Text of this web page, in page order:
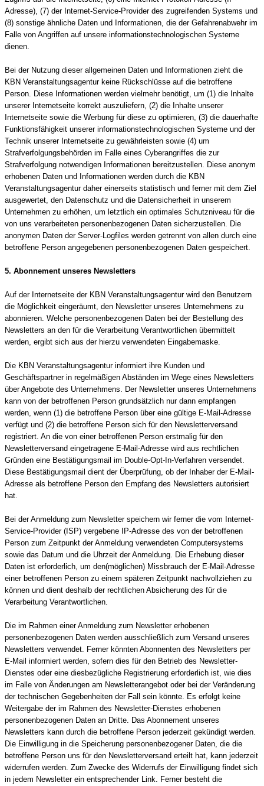
Adresse), (7) der Internet-Service-Provider des zugreifenden Systems und
(8) sonstige ähnliche Daten und Informationen, die der Gefahrenabwehr im
Falle von Angriffen auf unsere informationstechnologischen Systeme
dienen.
Bei der Nutzung dieser allgemeinen Daten und Informationen zieht die
KBN Veranstaltungsagentur keine Rückschlüsse auf die betroffene
Person. Diese Informationen werden vielmehr benötigt, um (1) die Inhalte
unserer Internetseite korrekt auszuliefern, (2) die Inhalte unserer
Internetseite sowie die Werbung für diese zu optimieren, (3) die dauerhafte
Funktionsfähigkeit unserer informationstechnologischen Systeme und der
Technik unserer Internetseite zu gewährleisten sowie (4) um
Strafverfolgungsbehörden im Falle eines Cyberangriffes die zur
Strafverfolgung notwendigen Informationen bereitzustellen. Diese anonym
erhobenen Daten und Informationen werden durch die KBN
Veranstaltungsagentur daher einerseits statistisch und ferner mit dem Ziel
ausgewertet, den Datenschutz und die Datensicherheit in unserem
Unternehmen zu erhöhen, um letztlich ein optimales Schutzniveau für die
von uns verarbeiteten personenbezogenen Daten sicherzustellen. Die
anonymen Daten der Server-Logfiles werden getrennt von allen durch eine
betroffene Person angegebenen personenbezogenen Daten gespeichert.
5. Abonnement unseres Newsletters
Auf der Internetseite der KBN Veranstaltungsagentur wird den Benutzern
die Möglichkeit eingeräumt, den Newsletter unseres Unternehmens zu
abonnieren. Welche personenbezogenen Daten bei der Bestellung des
Newsletters an den für die Verarbeitung Verantwortlichen übermittelt
werden, ergibt sich aus der hierzu verwendeten Eingabemaske.
Die KBN Veranstaltungsagentur informiert ihre Kunden und
Geschäftspartner in regelmäßigen Abständen im Wege eines Newsletters
über Angebote des Unternehmens. Der Newsletter unseres Unternehmens
kann von der betroffenen Person grundsätzlich nur dann empfangen
werden, wenn (1) die betroffene Person über eine gültige E-Mail-Adresse
verfügt und (2) die betroffene Person sich für den Newsletterversand
registriert. An die von einer betroffenen Person erstmalig für den
Newsletterversand eingetragene E-Mail-Adresse wird aus rechtlichen
Gründen eine Bestätigungsmail im Double-Opt-In-Verfahren versendet.
Diese Bestätigungsmail dient der Überprüfung, ob der Inhaber der E-Mail-
Adresse als betroffene Person den Empfang des Newsletters autorisiert
hat.
Bei der Anmeldung zum Newsletter speichern wir ferner die vom Internet-
Service-Provider (ISP) vergebene IP-Adresse des von der betroffenen
Person zum Zeitpunkt der Anmeldung verwendeten Computersystems
sowie das Datum und die Uhrzeit der Anmeldung. Die Erhebung dieser
Daten ist erforderlich, um den(möglichen) Missbrauch der E-Mail-Adresse
einer betroffenen Person zu einem späteren Zeitpunkt nachvollziehen zu
können und dient deshalb der rechtlichen Absicherung des für die
Verarbeitung Verantwortlichen.
Die im Rahmen einer Anmeldung zum Newsletter erhobenen
personenbezogenen Daten werden ausschließlich zum Versand unseres
Newsletters verwendet. Ferner könnten Abonnenten des Newsletters per
E-Mail informiert werden, sofern dies für den Betrieb des Newsletter-
Dienstes oder eine diesbezügliche Registrierung erforderlich ist, wie dies
im Falle von Änderungen am Newsletterangebot oder bei der Veränderung
der technischen Gegebenheiten der Fall sein könnte. Es erfolgt keine
Weitergabe der im Rahmen des Newsletter-Dienstes erhobenen
personenbezogenen Daten an Dritte. Das Abonnement unseres
Newsletters kann durch die betroffene Person jederzeit gekündigt werden.
Die Einwilligung in die Speicherung personenbezogener Daten, die die
betroffene Person uns für den Newsletterversand erteilt hat, kann jederzeit
widerrufen werden. Zum Zwecke des Widerrufs der Einwilligung findet sich
in jedem Newsletter ein entsprechender Link. Ferner besteht die